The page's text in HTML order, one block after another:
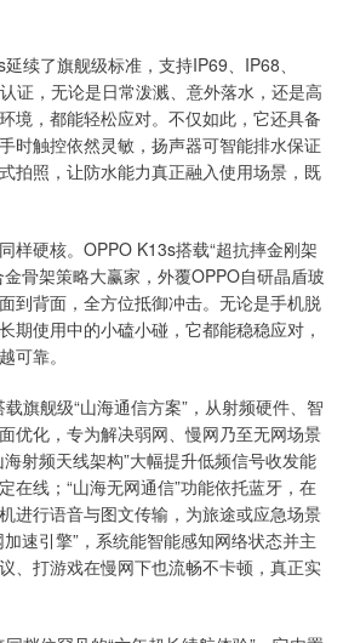
续了旗舰级标准，支持IP69、IP68、
证，无论是日常泼溅、意外落水，还是高
境，都能轻松应对。不仅如此，它还具备
时触控依然灵敏，扬声器可智能排水保证
拍照，让防水能力真正融入使用场景，既
样硬核。OPPO K13s搭载“超抗摔金刚架
骨架策略大赢家，外覆OPPO自研晶盾玻
到背面，全方位抵御冲击。无论是手机脱
期使用中的小磕小碰，它都能稳稳应对，
可靠。
旗舰级“山海通信方案”，从射频硬件、智
优化，专为解决弱网、慢网乃至无网场景
射频天线架构”大幅提升低频信号收发能
在线；“山海无网通信”功能依托蓝牙，在
进行语音与图文传输，为旅途或应急场景
速引擎”，系统能智能感知网络状态并主
、打游戏在慢网下也流畅不卡顿，真正实